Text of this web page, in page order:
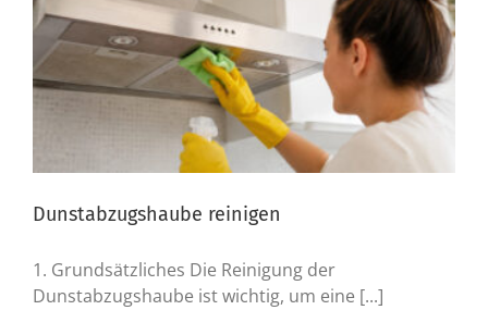
Dunstabzugshaube reinigen
1. Grundsätzliches Die Reinigung der
Dunstabzugshaube ist wichtig, um eine [...]